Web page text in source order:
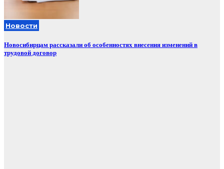
Новости
Новосибирцам рассказали об особенностях внесения изменений в
трудовой договор